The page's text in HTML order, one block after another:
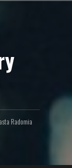
Radomia